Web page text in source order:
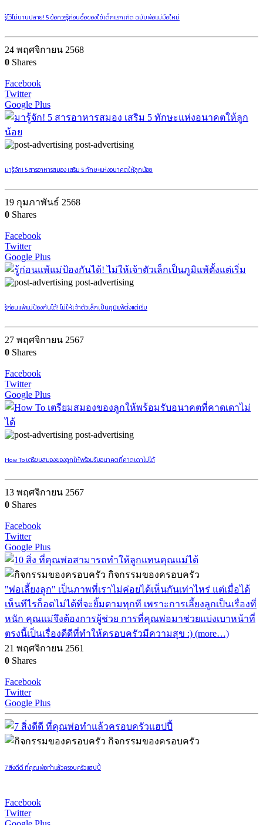
รู้ไว้ไม่บานปลาย! 5 ข้อควรรู้ก่อนซื้อของใช้เด็กแรกเกิด ฉบับพ่อแม่มือใหม่
24 พฤศจิกายน 2568
0 Shares
Facebook
Twitter
Google Plus
post-advertising
มารู้จัก! 5 สารอาหารสมอง เสริม 5 ทักษะแห่งอนาคตให้ลูกน้อย
19 กุมภาพันธ์ 2568
0 Shares
Facebook
Twitter
Google Plus
post-advertising
รู้ก่อนแพ้แม่ป้องกันได้! ไม่ให้เจ้าตัวเล็กเป็นภูมิแพ้ตั้งแต่เริ่ม
27 พฤศจิกายน 2567
0 Shares
Facebook
Twitter
Google Plus
post-advertising
How To เตรียมสมองของลูกให้พร้อมรับอนาคตที่คาดเดาไม่ได้
13 พฤศจิกายน 2567
0 Shares
Facebook
Twitter
Google Plus
กิจกรรมของครอบครัว
"พ่อเลี้ยงลูก" เป็นภาพที่เราไม่ค่อยได้เห็นกันเท่าไหร่ แต่เมื่อได้
เห็นทีไรก็อดไม่ได้ที่จะยิ้มตามทุกที เพราะการเลี้ยงลูกเป็นเรื่องที่
หนัก คุณแม่จึงต้องการผู้ช่วย การที่คุณพ่อมาช่วยแบ่งเบาหน้าที่
ตรงนี้เป็นเรื่องดีดีที่ทำให้ครอบครัวมีความสุข :) (more…)
21 พฤศจิกายน 2561
0 Shares
Facebook
Twitter
Google Plus
กิจกรรมของครอบครัว
7 สิ่งดีดี ที่คุณพ่อทำแล้วครอบครัวแฮปปี้
Facebook
Twitter